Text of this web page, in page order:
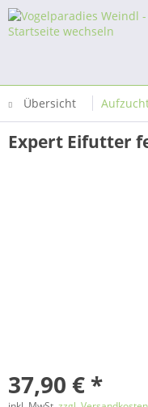
Übersicht
Expert Eifutter
37,90 € *